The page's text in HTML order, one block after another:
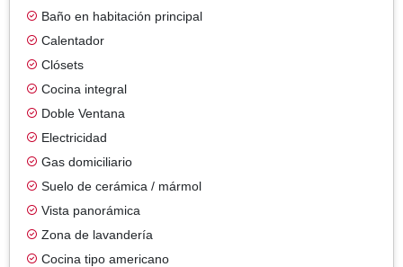
Baño en habitación principal
Calentador
Clósets
Cocina integral
Doble Ventana
Electricidad
Gas domiciliario
Suelo de cerámica / mármol
Vista panorámica
Zona de lavandería
Cocina tipo americano